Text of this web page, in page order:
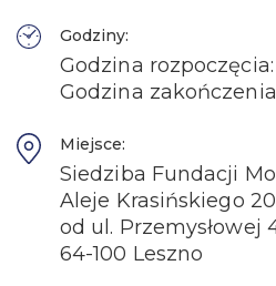
Godziny:
Godzina rozpoczęcia:
Godzina
Miejsce:
Siedziba Fundacji
Aleje Krasińskiego
od ul. Przemysłowej
64-100 Leszno